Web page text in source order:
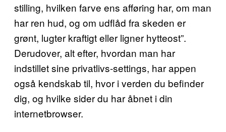
stilling, hvilken farve ens afføring har, om man
har ren hud, og om udflåd fra skeden er
grønt, lugter kraftigt eller ligner hytteost”.
Derudover, alt efter, hvordan man har
indstillet sine privatlivs-settings, har appen
også kendskab til, hvor i verden du befinder
dig, og hvilke sider du har åbnet i din
internetbrowser.